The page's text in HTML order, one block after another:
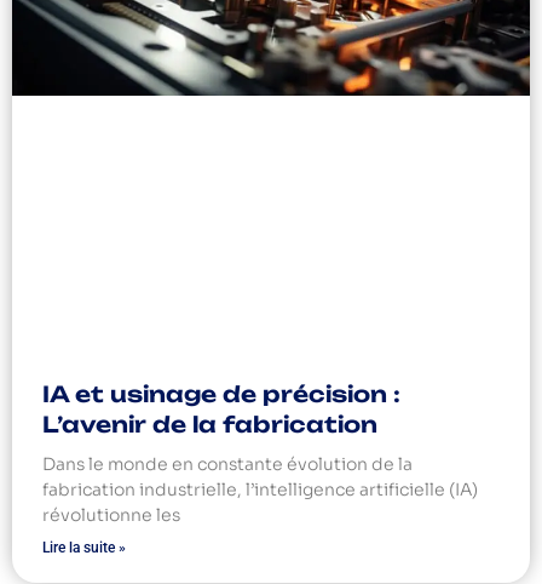
IA et usinage de précision :
L’avenir de la fabrication
Dans le monde en constante évolution de la
fabrication industrielle, l’intelligence artificielle (IA)
révolutionne les
Lire la suite »